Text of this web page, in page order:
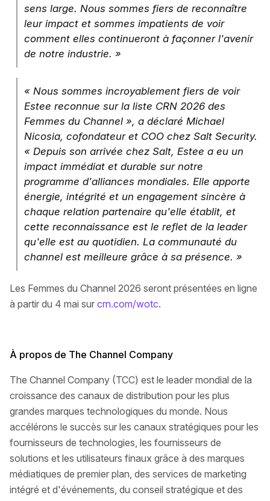
sens large. Nous sommes fiers de reconnaître
leur impact et sommes impatients de voir
comment elles continueront à façonner l'avenir
de notre industrie. »
« Nous sommes incroyablement fiers de voir
Estee reconnue sur la liste CRN 2026 des
Femmes du Channel », a déclaré Michael
Nicosia, cofondateur et COO chez Salt Security.
« Depuis son arrivée chez Salt, Estee a eu un
impact immédiat et durable sur notre
programme d'alliances mondiales. Elle apporte
énergie, intégrité et un engagement sincère à
chaque relation partenaire qu'elle établit, et
cette reconnaissance est le reflet de la leader
qu'elle est au quotidien. La communauté du
channel est meilleure grâce à sa présence. »
Les Femmes du Channel 2026 seront présentées en ligne
à partir du 4 mai sur crn.com/wotc.
À propos de The Channel Company
The Channel Company (TCC) est le leader mondial de la
croissance des canaux de distribution pour les plus
grandes marques technologiques du monde. Nous
accélérons le succès sur les canaux stratégiques pour les
fournisseurs de technologies, les fournisseurs de
solutions et les utilisateurs finaux grâce à des marques
médiatiques de premier plan, des services de marketing
intégré et d'événements, du conseil stratégique et des